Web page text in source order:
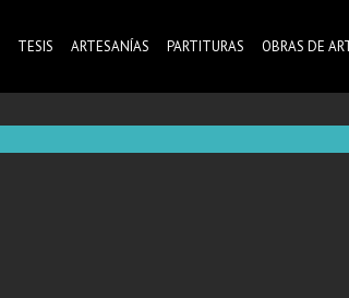
TESIS ARTESANÍAS PARTITURAS OBRAS DE